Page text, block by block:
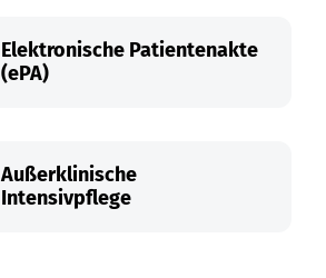
Elektronische Patientenakte
(ePA)
Außerklinische
Intensivpflege